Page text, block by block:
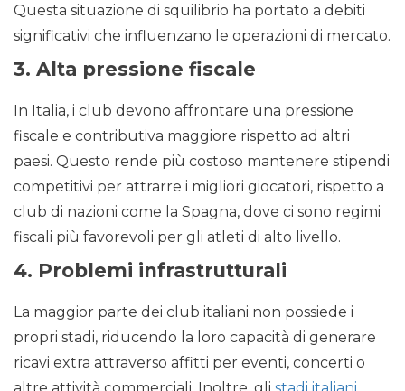
Questa situazione di squilibrio ha portato a debiti
significativi che influenzano le operazioni di mercato.
3. Alta pressione fiscale
In Italia, i club devono affrontare una pressione
fiscale e contributiva maggiore rispetto ad altri
paesi. Questo rende più costoso mantenere stipendi
competitivi per attrarre i migliori giocatori, rispetto a
club di nazioni come la Spagna, dove ci sono regimi
fiscali più favorevoli per gli atleti di alto livello.
4. Problemi infrastrutturali
La maggior parte dei club italiani non possiede i
propri stadi, riducendo la loro capacità di generare
ricavi extra attraverso affitti per eventi, concerti o